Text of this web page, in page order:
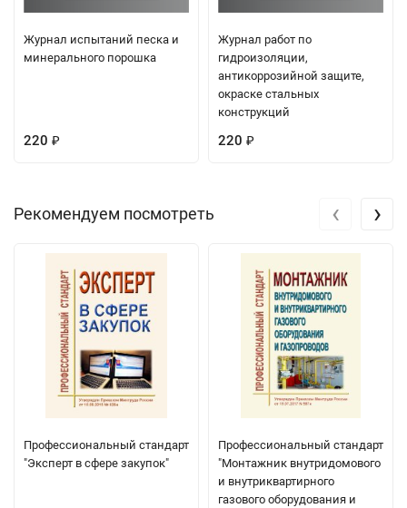
Журнал испытаний песка и
минерального порошка
220 ₽
Журнал работ по
гидроизоляции,
антикоррозийной защите,
окраске стальных
конструкций
220 ₽
Рекомендуем посмотреть
Профессиональный стандарт
"Эксперт в сфере закупок"
Профессиональный стандарт
"Монтажник внутридомового
и внутриквартирного
газового оборудования и
‹ ›